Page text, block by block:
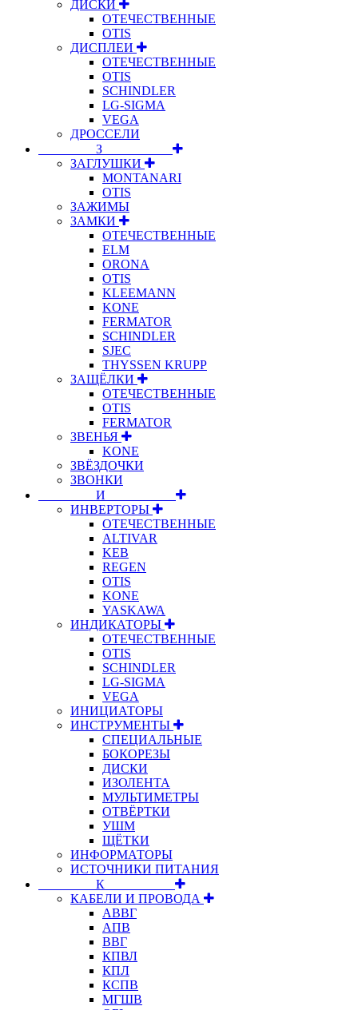
ДИСКИ
ОТЕЧЕСТВЕННЫЕ
OTIS
ДИСПЛЕИ
ОТЕЧЕСТВЕННЫЕ
OTIS
SCHINDLER
LG-SIGMA
VEGA
ДРОССЕЛИ
⠀⠀⠀⠀⠀⠀З⠀⠀⠀⠀⠀⠀⠀
ЗАГЛУШКИ
MONTANARI
OTIS
ЗАЖИМЫ
ЗАМКИ
ОТЕЧЕСТВЕННЫЕ
ELM
ORONA
OTIS
KLEEMANN
KONE
FERMATOR
SCHINDLER
SJEC
THYSSEN KRUPP
ЗАЩЁЛКИ
ОТЕЧЕСТВЕННЫЕ
OTIS
FERMATOR
ЗВЕНЬЯ
KONE
ЗВЁЗДОЧКИ
ЗВОНКИ
⠀⠀⠀⠀⠀⠀И⠀⠀⠀⠀⠀⠀⠀
ИНВЕРТОРЫ
ОТЕЧЕСТВЕННЫЕ
ALTIVAR
KEB
REGEN
OTIS
KONE
YASKAWA
ИНДИКАТОРЫ
ОТЕЧЕСТВЕННЫЕ
OTIS
SCHINDLER
LG-SIGMA
VEGA
ИНИЦИАТОРЫ
ИНСТРУМЕНТЫ
СПЕЦИАЛЬНЫЕ
БОКОРЕЗЫ
ДИСКИ
ИЗОЛЕНТА
МУЛЬТИМЕТРЫ
ОТВЁРТКИ
УШМ
ЩЁТКИ
ИНФОРМАТОРЫ
ИСТОЧНИКИ ПИТАНИЯ
⠀⠀⠀⠀⠀⠀К⠀⠀⠀⠀⠀⠀⠀
КАБЕЛИ И ПРОВОДА
АВВГ
АПВ
ВВГ
КПВЛ
КПЛ
КСПВ
МГШВ